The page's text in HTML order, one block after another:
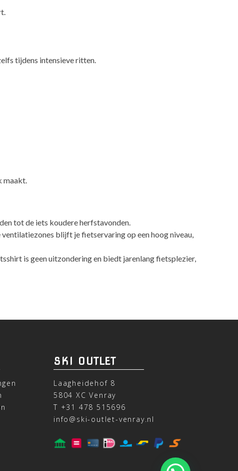
tijdens intensieve ritten.
maakt.
tot de iets koudere herfstavonden.
blijft je fietservaring op een hoog niveau,
is geen uitzondering en biedt jarenlang fietsplezier,
SKI OUTLET
Laagheidehof 8
5804 XC Venray
T +31 478 515696
info@ski-outlet-venray.nl